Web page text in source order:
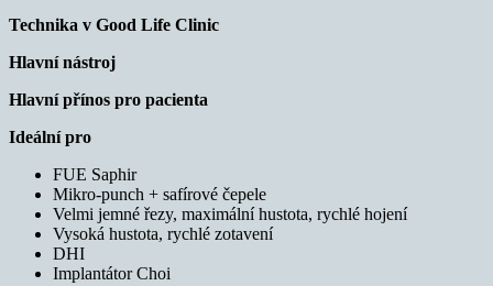
Technika v Good Life Clinic
Hlavní nástroj
Hlavní přínos pro pacienta
Ideální pro
FUE Saphir
Mikro-punch + safírové čepele
Velmi jemné řezy, maximální hustota, rychlé hojení
Vysoká hustota, rychlé zotavení
DHI
Implantátor Choi